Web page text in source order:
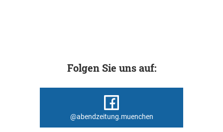
Folgen Sie uns auf:
@abendzeitung.muenchen